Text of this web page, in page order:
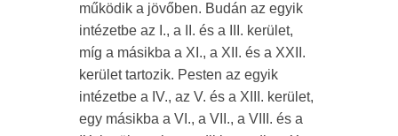
működik a jövőben. Budán az egyik
intézetbe az I., a II. és a III. kerület,
míg a másikba a XI., a XII. és a XXII.
kerület tartozik. Pesten az egyik
intézetbe a IV., az V. és a XIII. kerület,
egy másikba a VI., a VII., a VIII. és a